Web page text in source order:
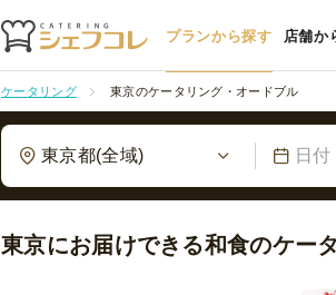
プランから探す 店舗か
ケータリング 東京のケータリング・オードブル
東京都(全域) 日付
東京にお届けできる和食のケー